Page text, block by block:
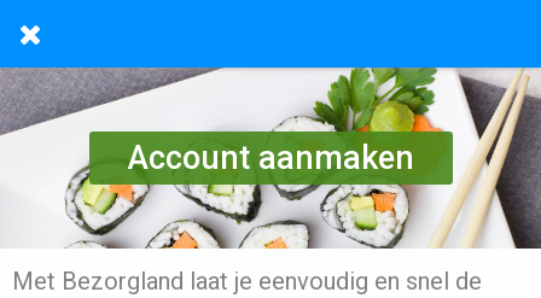
Account aanmaken
Met Bezorgland laat je eenvoudig en snel de